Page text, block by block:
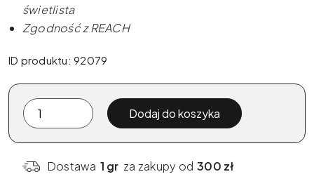
świetlista
Zgodność z REACH
ID produktu: 92079
ilość
The
Pigment
-
Dodaj do koszyka
Dostawa 1 gr za zakupy od 300 zł